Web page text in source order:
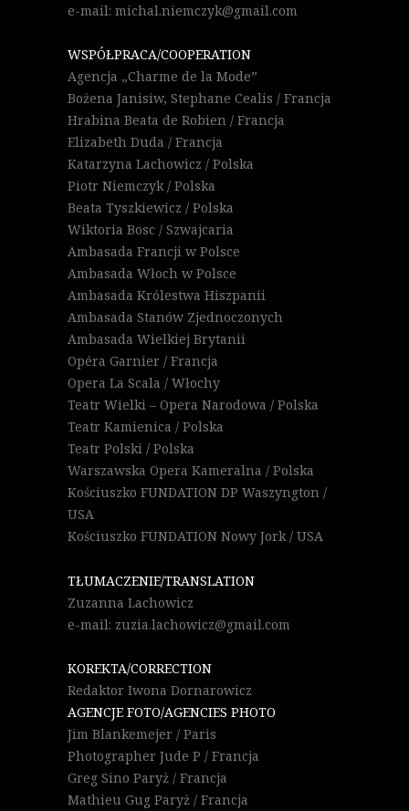
e-mail: michal.niemczyk@gmail.com
WSPÓŁPRACA/COOPERATION
Agencja „Charme de la Mode”
Bożena Janisiw, Stephane Cealis / Francja
Hrabina Beata de Robien / Francja
Elizabeth Duda / Francja
Katarzyna Lachowicz / Polska
Piotr Niemczyk / Polska
Beata Tyszkiewicz / Polska
Wiktoria Bosc / Szwajcaria
Ambasada Francji w Polsce
Ambasada Włoch w Polsce
Ambasada Królestwa Hiszpanii
Ambasada Stanów Zjednoczonych
Ambasada Wielkiej Brytanii
Opéra Garnier / Francja
Opera La Scala / Włochy
Teatr Wielki – Opera Narodowa / Polska
Teatr Kamienica / Polska
Teatr Polski / Polska
Warszawska Opera Kameralna / Polska
Kościuszko FUNDATION DP Waszyngton /
USA
Kościuszko FUNDATION Nowy Jork / USA
TŁUMACZENIE/TRANSLATION
Zuzanna Lachowicz
e-mail: zuzia.lachowicz@gmail.com
KOREKTA/CORRECTION
Redaktor Iwona Dornarowicz
AGENCJE FOTO/AGENCIES PHOTO
Jim Blankemejer / Paris
Photographer Jude P / Francja
Greg Sino Paryż / Francja
Mathieu Gug Paryż / Francja